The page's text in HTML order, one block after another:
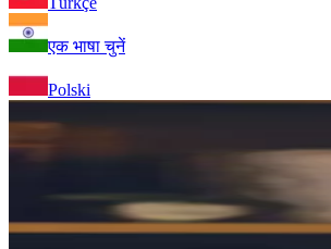
एक भाषा चुनें
Polski